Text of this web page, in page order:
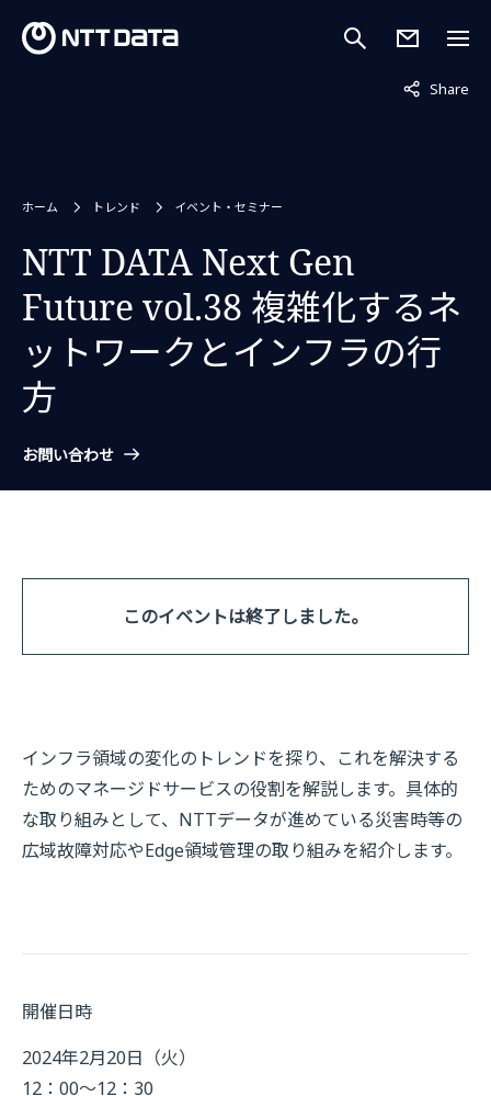
Share
非表示中
ホーム トレンド イベント・セミナー
NTT DATA Next Gen
Future vol.38 複雑化するネ
ットワークとインフラの行
方
お問い合わせ
このイベントは終了しました。
インフラ領域の変化のトレンドを探り、これを解決する
ためのマネージドサービスの役割を解説します。具体的
な取り組みとして、NTTデータが進めている災害時等の
広域故障対応やEdge領域管理の取り組みを紹介します。
開催日時
2024年2月20日（火）
12：00～12：30